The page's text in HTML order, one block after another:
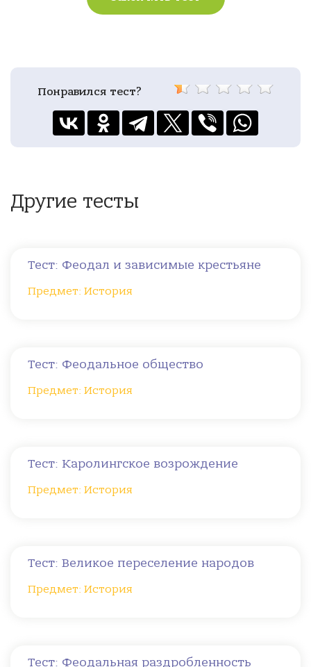
Понравился тест?
Другие тесты
Тест: Феодал и зависимые крестьяне
Предмет: История
Тест: Феодальное общество
Предмет: История
Тест: Каролингское возрождение
Предмет: История
Тест: Великое переселение народов
Предмет: История
Тест: Феодальная раздробленность